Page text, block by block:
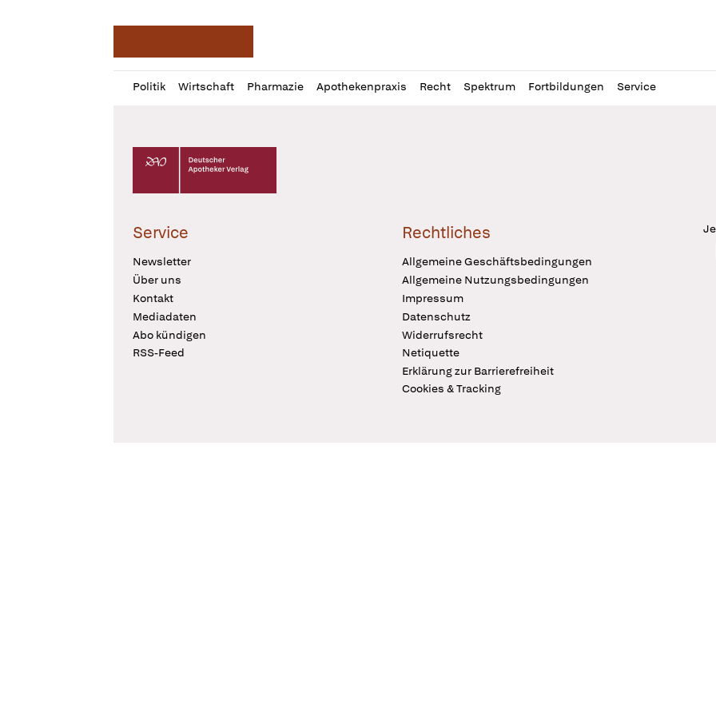
Politik Wirtschaft Pharmazie Apothekenpraxis Recht Spektrum Fortbildungen Service
Profil
öffnen
Daz
Pur
Deutscher Apotheker Verlag Logo
Service
Newsletter
Über uns
Kontakt
Mediadaten
Abo kündigen
RSS-Feed
Rechtliches
Allgemeine Geschäftsbedingungen
Allgemeine Nutzungsbedingungen
Impressum
Datenschutz
Widerrufsrecht
Netiquette
Erklärung zur Barrierefreiheit
Cookies & Tracking